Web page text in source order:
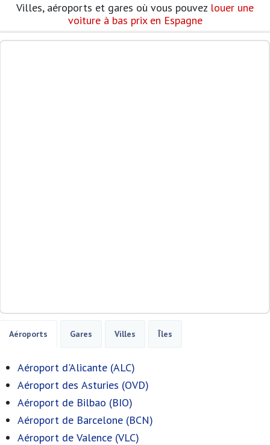
Villes, aéroports et gares où vous pouvez louer une
voiture à bas prix en Espagne
Aéroports Gares Villes Îles
Aéroport d'Alicante (ALC)
Aéroport des Asturies (OVD)
Aéroport de Bilbao (BIO)
Aéroport de Barcelone (BCN)
Aéroport de Valence (VLC)